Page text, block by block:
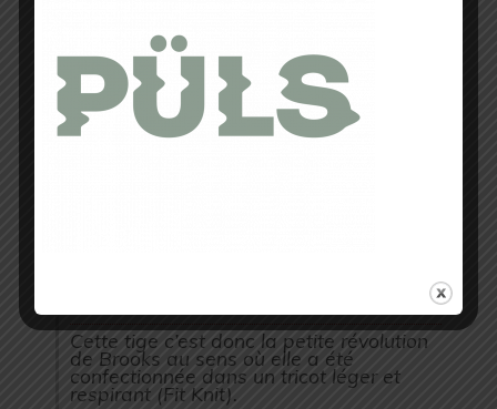
quelques semaines plus tard. Pour ce
confort garanti !
Cette tige c’est donc la petite révolution
de Brooks au sens où elle a été
confectionnée dans un tricot léger et
respirant (Fit Knit).